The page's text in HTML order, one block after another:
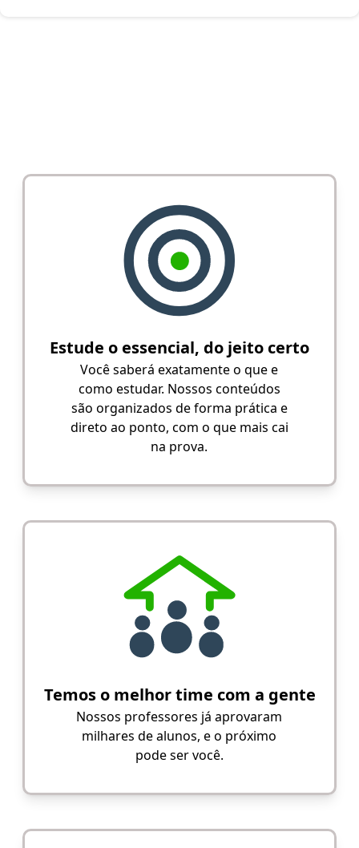
Estude o essencial, do jeito certo
Você saberá exatamente o que e
como estudar. Nossos conteúdos
são organizados de forma prática e
direto ao ponto, com o que mais cai
na prova.
Temos o melhor time com a gente
Nossos professores já aprovaram
milhares de alunos, e o próximo
pode ser você.